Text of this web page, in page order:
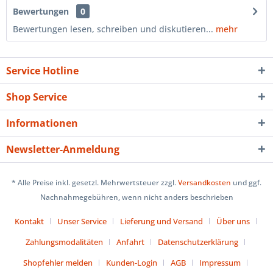
Bewertungen
0
Bewertungen lesen, schreiben und diskutieren... mehr
Service Hotline
Shop Service
Informationen
Newsletter-Anmeldung
* Alle Preise inkl. gesetzl. Mehrwertsteuer zzgl.Versandkosten und ggf.
Nachnahmegebühren, wenn nicht anders beschrieben
Kontakt Unser Service Lieferung und Versand
Über uns
Zahlungsmodalitäten
Anfahrt
Datenschutzerklärung
Shopfehler melden
Kunden-Login AGB Impressum